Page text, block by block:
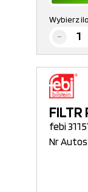
Wybierz
FILTR
febi
Nr Autos